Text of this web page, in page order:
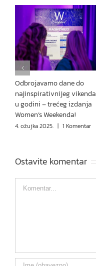
Odbrojavamo dane do
najinspirativnijeg vikenda
u godini – trećeg izdanja
Women’s Weekenda!
4. ožujka 2025. | 1 Komentar
Ostavite komentar
Comment